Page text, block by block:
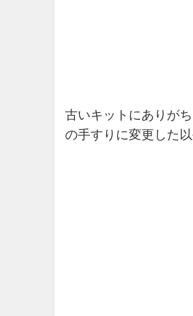
古いキットにありが
の手すりに変更した